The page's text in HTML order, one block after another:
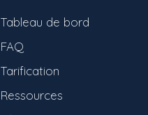
Tableau de bord
FAQ
Tarification
Ressources